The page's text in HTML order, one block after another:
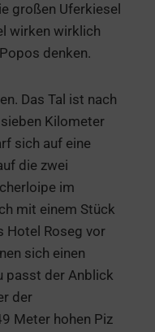
großen Uferkiesel
wirken wirklich
denken.
Das Tal ist nach
Kilometer
sich auf eine
die zwei
im
mit einem Stück
Hotel Roseg vor
sich einen
passt der Anblick
der
Meter hohen Piz